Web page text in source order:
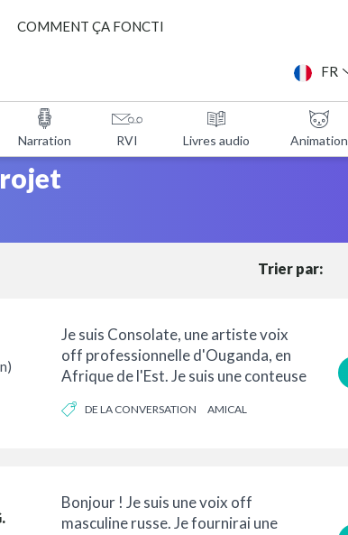
COMMENT ÇA FONCTIONNE
OUTILS GRATUITS
FR
Narration RVI Livres audio Animation
Trier par:
Je suis Consolate, une artiste voix
off professionnelle d'Ouganda, en
Afrique de l'Est. Je suis une conteuse
DE LA CONVERSATION AMICAL
Bonjour ! Je suis une voix off
masculine russe. Je fournirai une